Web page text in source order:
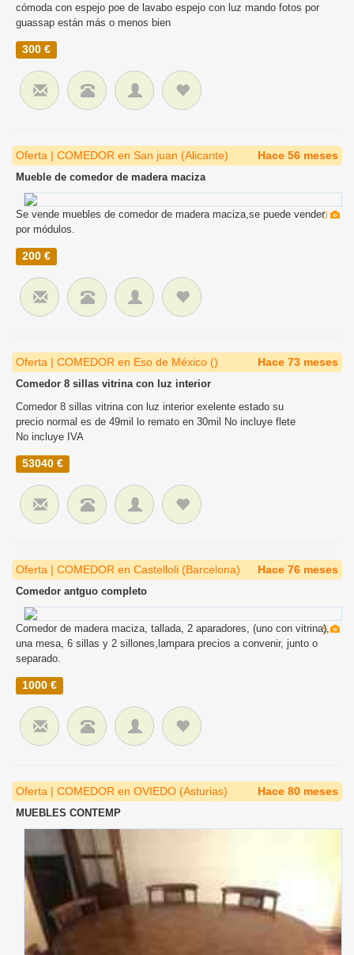
cómoda con espejo poe de lavabo espejo con luz mando fotos por
guassap están más o menos bien
300 €
Oferta | COMEDOR en San juan (Alicante) Hace 56 meses
Mueble de comedor de madera maciza
0
Se vende muebles de comedor de madera maciza,se puede vender
por módulos.
200 €
Oferta | COMEDOR en Eso de México () Hace 73 meses
Comedor 8 sillas vitrina con luz interior
Comedor 8 sillas vitrina con luz interior exelente estado su
precio normal es de 49mil lo remato en 30mil No incluye flete
No incluye IVA
53040 €
Oferta | COMEDOR en Castelloli (Barcelona) Hace 76 meses
Comedor antguo completo
5
Comedor de madera maciza, tallada, 2 aparadores, (uno con vitrina),
una mesa, 6 sillas y 2 sillones,lampara precios a convenir, junto o
separado.
1000 €
Oferta | COMEDOR en OVIEDO (Asturias) Hace 80 meses
MUEBLES CONTEMP